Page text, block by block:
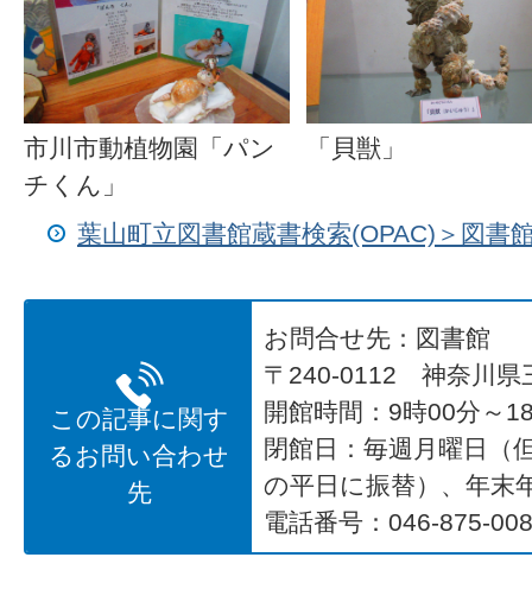
市川市動植物園「パン
チくん」
「貝獣」
葉山町立図書館蔵書検索(OPAC)＞図書
この記事に関す
るお問い合わせ
先
お問合せ先：図書館
〒240-0112 神奈川県
開館時間：9時00分～
閉館日：毎週月曜日（
の平日に振替）、年末
電話番号：046-875-